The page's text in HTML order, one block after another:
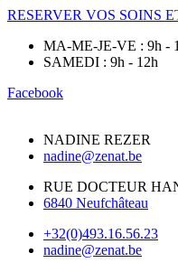
RESERVER VOS SOINS
MA-ME-JE-VE : 9h -
SAMEDI : 9h - 12h
Facebook
NADINE REZER
nadine@zenat.be
RUE DOCTEUR
6840 Neufchâteau
+32(0)493.16.56.23
nadine@zenat.be